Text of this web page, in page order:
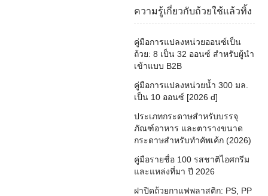
ความรู้เกี่ยวกับถ้วยใช้แล้วทิ้ง
คู่มือการแปลงหน่วยออนซ์เป็น
ถ้วย: 8 เป็น 32 ออนซ์ สำหรับผู้นำ
เข้าแบบ B2B
คู่มือการแปลงหน่วยน้ำ 300 มล.
เป็น 10 ออนซ์ [2026 d]
ประเภทกระดาษสำหรับบรรจุ
ภัณฑ์อาหาร และตารางขนาด
กระดาษสำหรับทำคัพเค้ก (2026)
คู่มือรายชื่อ 100 รสชาติไอศกรีม
และแหล่งที่มา ปี 2026
ฝาปิดถ้วยกาแฟพลาสติก: PS, PP